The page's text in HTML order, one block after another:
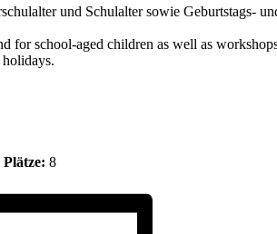
und Schulalter sowie Geburtstags-
for school-aged children as well as
Plätze: 8